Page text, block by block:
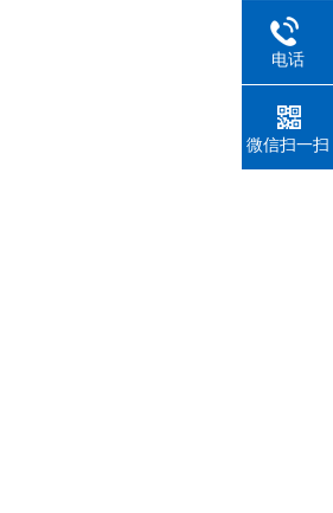
电话
微信扫一扫